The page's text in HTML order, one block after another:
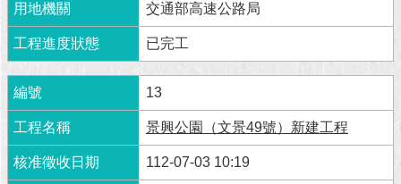
交通部高速公路局
已完工
13
景興公園（文景49號）新建工程
112-07-03 10:19